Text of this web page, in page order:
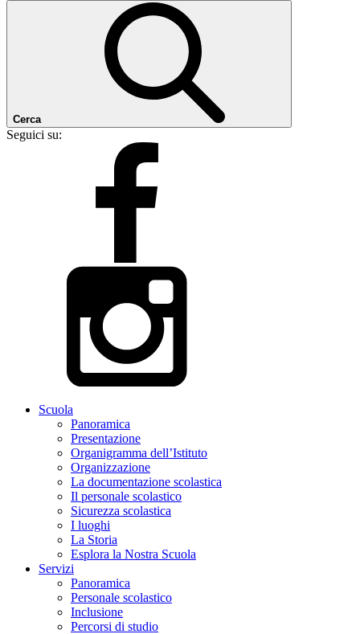
Cerca
Seguici su:
Scuola
Panoramica
Presentazione
Organigramma dell’Istituto
Organizzazione
La documentazione scolastica
Il personale scolastico
Sicurezza scolastica
I luoghi
La Storia
Esplora la Nostra Scuola
Servizi
Panoramica
Personale scolastico
Inclusione
Percorsi di studio